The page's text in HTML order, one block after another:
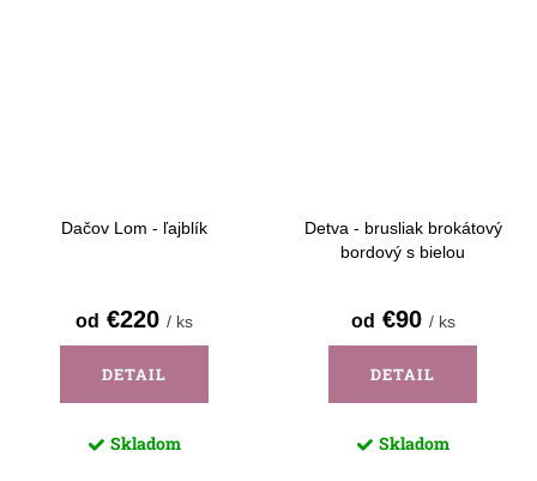
Dačov Lom - ľajblík
od €220 / ks
DETAIL
Skladom
Detva - brusliak brokátový
bordový s bielou
od €90 / ks
DETAIL
Skladom